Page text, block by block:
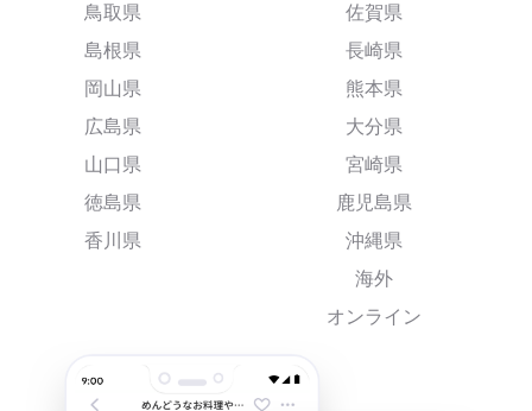
鳥取県
島根県
岡山県
広島県
山口県
徳島県
香川県
佐賀県
長崎県
熊本県
大分県
宮崎県
鹿児島県
沖縄県
海外
オンライン